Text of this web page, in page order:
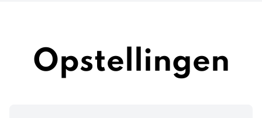
Opstellingen